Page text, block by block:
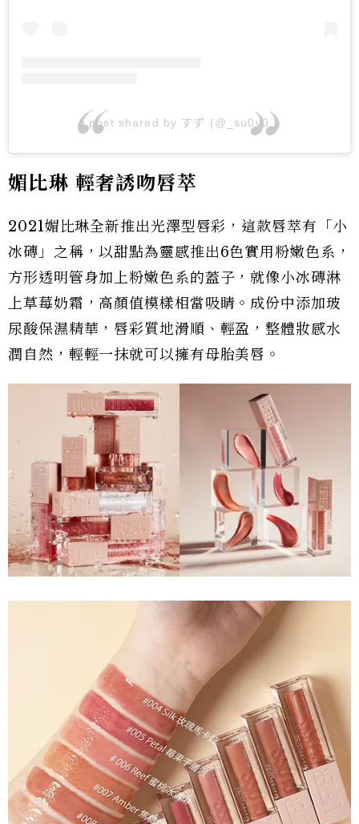
A post shared by すず (@_su0v0_)
媚比琳 輕奢誘吻唇萃
2021媚比琳全新推出光澤型唇彩，這款唇萃有「小
冰磚」之稱，以甜點為靈感推出6色實用粉嫩色系，
方形透明管身加上粉嫩色系的蓋子，就像小冰磚淋
上草莓奶霜，高顏值模樣相當吸睛。成份中添加玻
尿酸保濕精華，唇彩質地滑順、輕盈，整體妝感水
潤自然，輕輕一抹就可以擁有母胎美唇。